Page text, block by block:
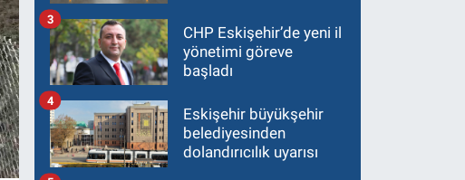
CHP Eskişehir’de yeni il
yönetimi göreve
başladı
3
Eskişehir büyükşehir
belediyesinden
dolandırıcılık uyarısı
4